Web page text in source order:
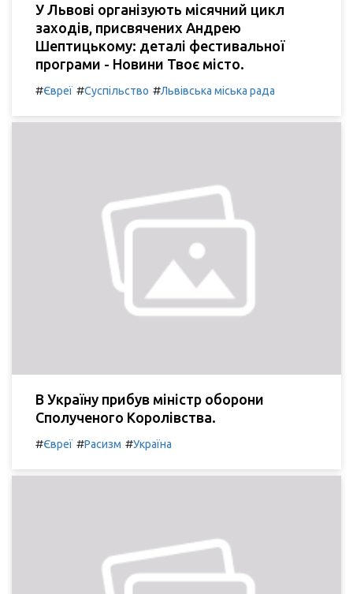
У Львові організують місячний цикл
заходів, присвячених Андрею
Шептицькому: деталі фестивальної
програми - Новини Твоє місто.
#Євреї #Суспільство #Львівська міська рада
В Україну прибув міністр оборони
Сполученого Королівства.
#Євреї #Расизм #Україна